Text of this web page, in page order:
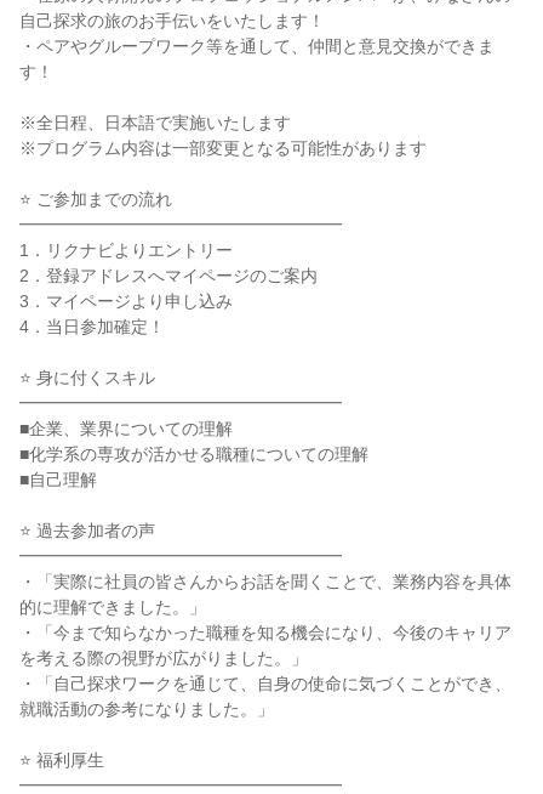
自己探求の旅のお手伝いをいたします！
・ペアやグループワーク等を通して、仲間と意見交換ができま
す！
※全日程、日本語で実施いたします
※プログラム内容は一部変更となる可能性があります
⭐ ご参加までの流れ
━━━━━━━━━━━━━━━━━━━
1．リクナビよりエントリー
2．登録アドレスへマイページのご案内
3．マイページより申し込み
4．当日参加確定！
⭐ 身に付くスキル
━━━━━━━━━━━━━━━━━━━
■企業、業界についての理解
■化学系の専攻が活かせる職種についての理解
■自己理解
⭐ 過去参加者の声
━━━━━━━━━━━━━━━━━━━
・「実際に社員の皆さんからお話を聞くことで、業務内容を具体
的に理解できました。」
・「今まで知らなかった職種を知る機会になり、今後のキャリア
を考える際の視野が広がりました。」
・「自己探求ワークを通じて、自身の使命に気づくことができ、
就職活動の参考になりました。」
⭐ 福利厚生
━━━━━━━━━━━━━━━━━━━